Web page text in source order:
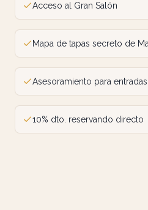
Acceso al Gran Salón
Mapa de tapas secreto de
Asesoramiento para
10% dto. reservando directo